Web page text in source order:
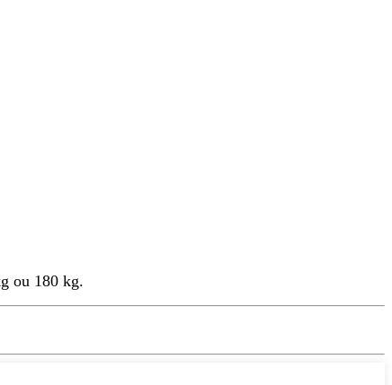
ou 180 kg.